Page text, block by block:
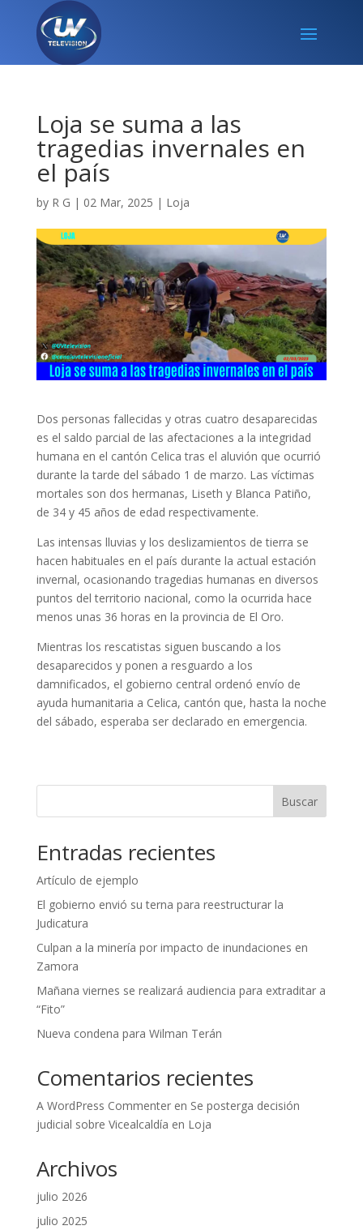
Loja se suma a las
tragedias invernales en
el país
by R G | 02 Mar, 2025 | Loja
Dos personas fallecidas y otras cuatro desaparecidas
es el saldo parcial de las afectaciones a la integridad
humana en el cantón Celica tras el aluvión que ocurrió
durante la tarde del sábado 1 de marzo. Las víctimas
mortales son dos hermanas, Liseth y Blanca Patiño,
de 34 y 45 años de edad respectivamente.
Las intensas lluvias y los deslizamientos de tierra se
hacen habituales en el país durante la actual estación
invernal, ocasionando tragedias humanas en diversos
puntos del territorio nacional, como la ocurrida hace
menos unas 36 horas en la provincia de El Oro.
Mientras los rescatistas siguen buscando a los
desaparecidos y ponen a resguardo a los
damnificados, el gobierno central ordenó envío de
ayuda humanitaria a Celica, cantón que, hasta la noche
del sábado, esperaba ser declarado en emergencia.
Buscar
Entradas recientes
Artículo de ejemplo
El gobierno envió su terna para reestructurar la
Judicatura
Culpan a la minería por impacto de inundaciones en
Zamora
Mañana viernes se realizará audiencia para extraditar a
“Fito”
Nueva condena para Wilman Terán
Comentarios recientes
A WordPress Commenteren Se posterga decisión
judicial sobre Vicealcaldía en Loja
Archivos
julio 2026
julio 2025